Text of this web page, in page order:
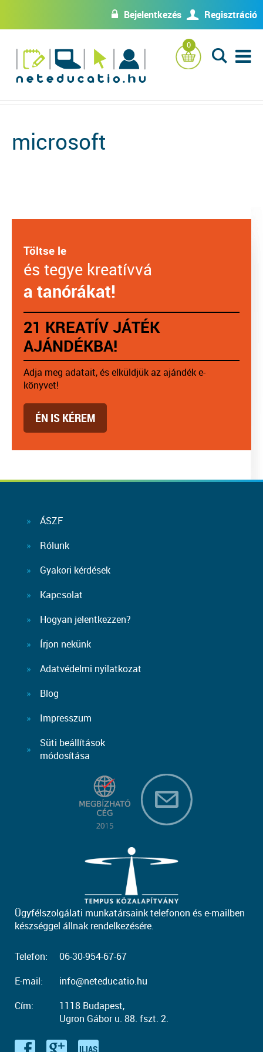
w Bejelentkezés U Regisztráció
0
L
microsoft
Töltse le
és tegye kreatívvá
a tanórákat!
21 KREATÍV JÁTÉK
AJÁNDÉKBA!
Adja meg adatait, és elküldjük az ajándék e-
könyvet!
ÉN IS KÉREM
ÁSZF
Rólunk
Gyakori kérdések
Kapcsolat
Hogyan jelentkezzen?
Írjon nekünk
Adatvédelmi nyilatkozat
Blog
Impresszum
Süti beállítások
módosítása
Ügyfélszolgálati munkatársaink telefonon és e-mailben
készséggel állnak rendelkezésére.
Telefon:
06-30-954-67-67
E-mail:
info@neteducatio.hu
Cím:
1118 Budapest,
Ugron Gábor u. 88. fszt. 2.